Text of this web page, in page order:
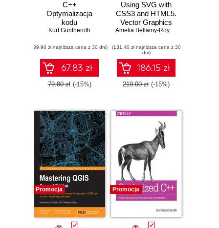
C++
Optymalizacja
kodu
Kurt Guntheroth
(39,90 zł najniższa cena z 30 dni)
67.83 zł
79.80 zł (-15%)
Using SVG with
CSS3 and HTML5.
Vector Graphics
for Web DesignAmelia Bellamy-Royds
(131,40 zł najniższa cena z 30
dni)
186.15 zł
219.00 zł (-15%)
Promocja Promocja